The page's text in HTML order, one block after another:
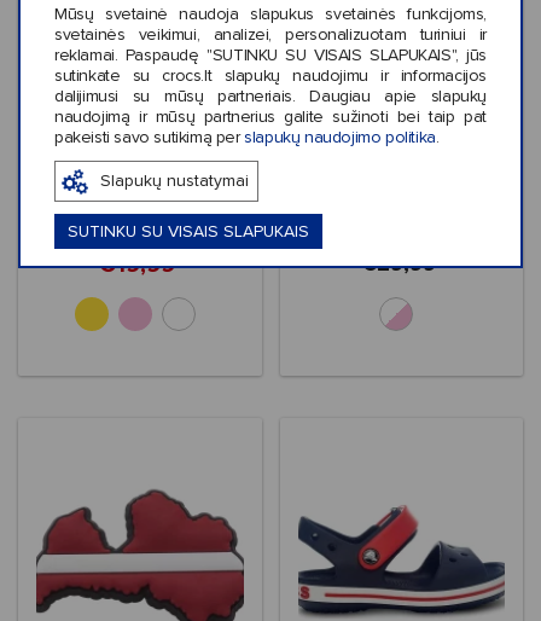
Mūsų svetainė naudoja slapukus svetainės funkcijoms,
svetainės veikimui, analizei, personalizuotam turiniui ir
reklamai. Paspaudę "SUTINKU SU VISAIS SLAPUKAIS", jūs
sutinkate su crocs.lt slapukų naudojimu ir informacijos
dalijimusi su mūsų partneriais. Daugiau apie slapukų
naudojimą ir mūsų partnerius galite sužinoti bei taip pat
pakeisti savo sutikimą per slapukų naudojimo politika
Slapukų nustatymai
SUTINKU SU VISAIS SLAPUKAIS
Išpardavimas
Crocs™ Classic Mary
Jane Clog Kids'
€19,99
Išpardavimas
Crocs™ Minnie Mouse
Classic Clog Kids'
€29,99